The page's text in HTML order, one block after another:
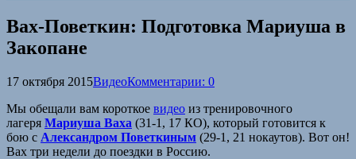
Вах-Поветкин: Подготовка Мариуша в
Закопане
17 октября 2015ВидеоКомментарии: 0
Мы обещали вам короткое видео из тренировочного
лагеря Мариуша Ваха (31-1, 17 КО), который готовится к
бою с Александром Поветкиным (29-1, 21 нокаутов). Вот он!
Вах три недели до поездки в Россию.